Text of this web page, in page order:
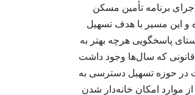
برنامه تأمین مسکن
تأمین شده و این مسیر با هدف تسهیل
پاسخگویی هرچه بهتر به
که سال‌ها وجود داشت
در حوزه تسهیل دسترسی به
موارد امکان خانه‌دار شدن